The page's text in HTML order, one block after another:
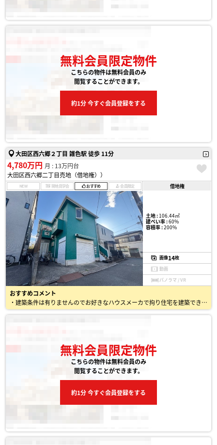
無料会員限定物件
こちらの物件は無料会員のみ
閲覧することができます。
約1分 今すぐ会員登録をする
大田区西六郷２丁目 雑色駅 徒歩 11分
4,780万円 月 : 13万円台
大田区西六郷二丁目売地（借地権））
NEW 現地見学会 おすすめ 会員限定 借地権
土地 :106.44㎡
建ぺい率 :60%
容積率 :200%
画像14枚
動画
パノラマ / VR
おすすめコメント
・建築条件は有りませんのでお好きなハウスメーカで拘り住宅を建築できます。
無料会員限定物件
こちらの物件は無料会員のみ
閲覧することができます。
約1分 今すぐ会員登録をする